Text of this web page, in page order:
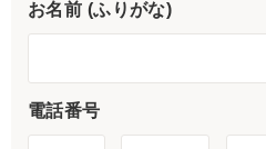
お名前 (ふりがな)
電話番号